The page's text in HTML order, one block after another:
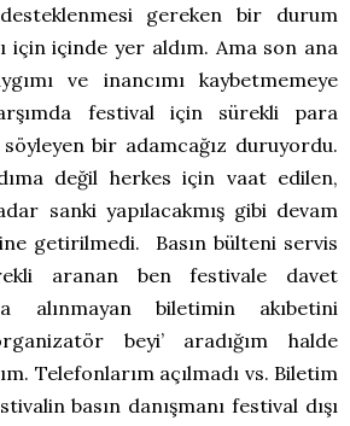
gereken bir durum
için içinde yer aldım. Ama son ana
ve inancımı kaybetmemeye
festival için sürekli para
söyleyen bir adamcağız duruyordu.
değil herkes için vaat edilen,
sanki yapılacakmış gibi devam
getirilmedi. Basın bülteni servis
aranan ben festivale davet
alınmayan biletimin akıbetini
beyi’ aradığım halde
Telefonlarım açılmadı vs. Biletim
basın danışmanı festival dışı